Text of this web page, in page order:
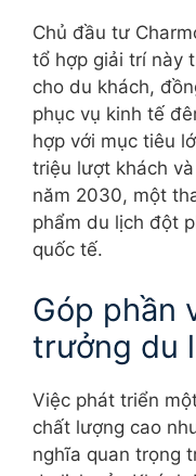
Chủ đầu tư
tổ hợp giải trí này
cho du khách,
phục vụ kinh tế
hợp với mục tiêu
triệu lượt khách
năm 2030, một
phẩm du lịch đột
quốc tế.
Góp phần
trưởng du
Việc phát triển
chất lượng cao
nghĩa quan trọng